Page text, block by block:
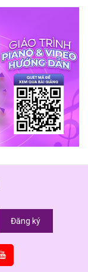
Đăng ký